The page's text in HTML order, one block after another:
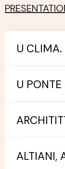
U CLIMA.
U
ALTIANI,